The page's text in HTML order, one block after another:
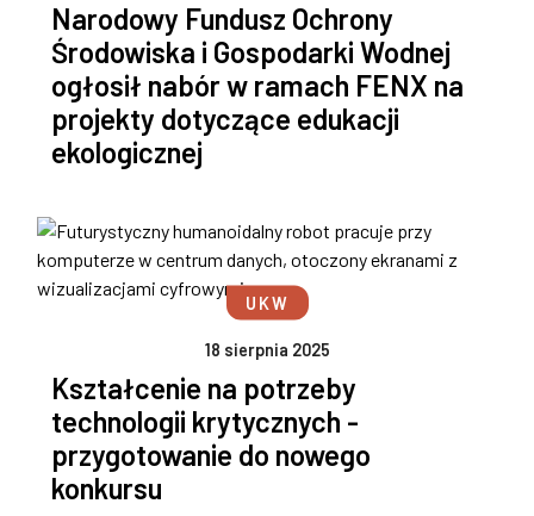
Narodowy Fundusz Ochrony
Środowiska i Gospodarki Wodnej
ogłosił nabór w ramach FENX na
projekty dotyczące edukacji
ekologicznej
UKW
18 sierpnia 2025
Kształcenie na potrzeby
technologii krytycznych -
przygotowanie do nowego
konkursu